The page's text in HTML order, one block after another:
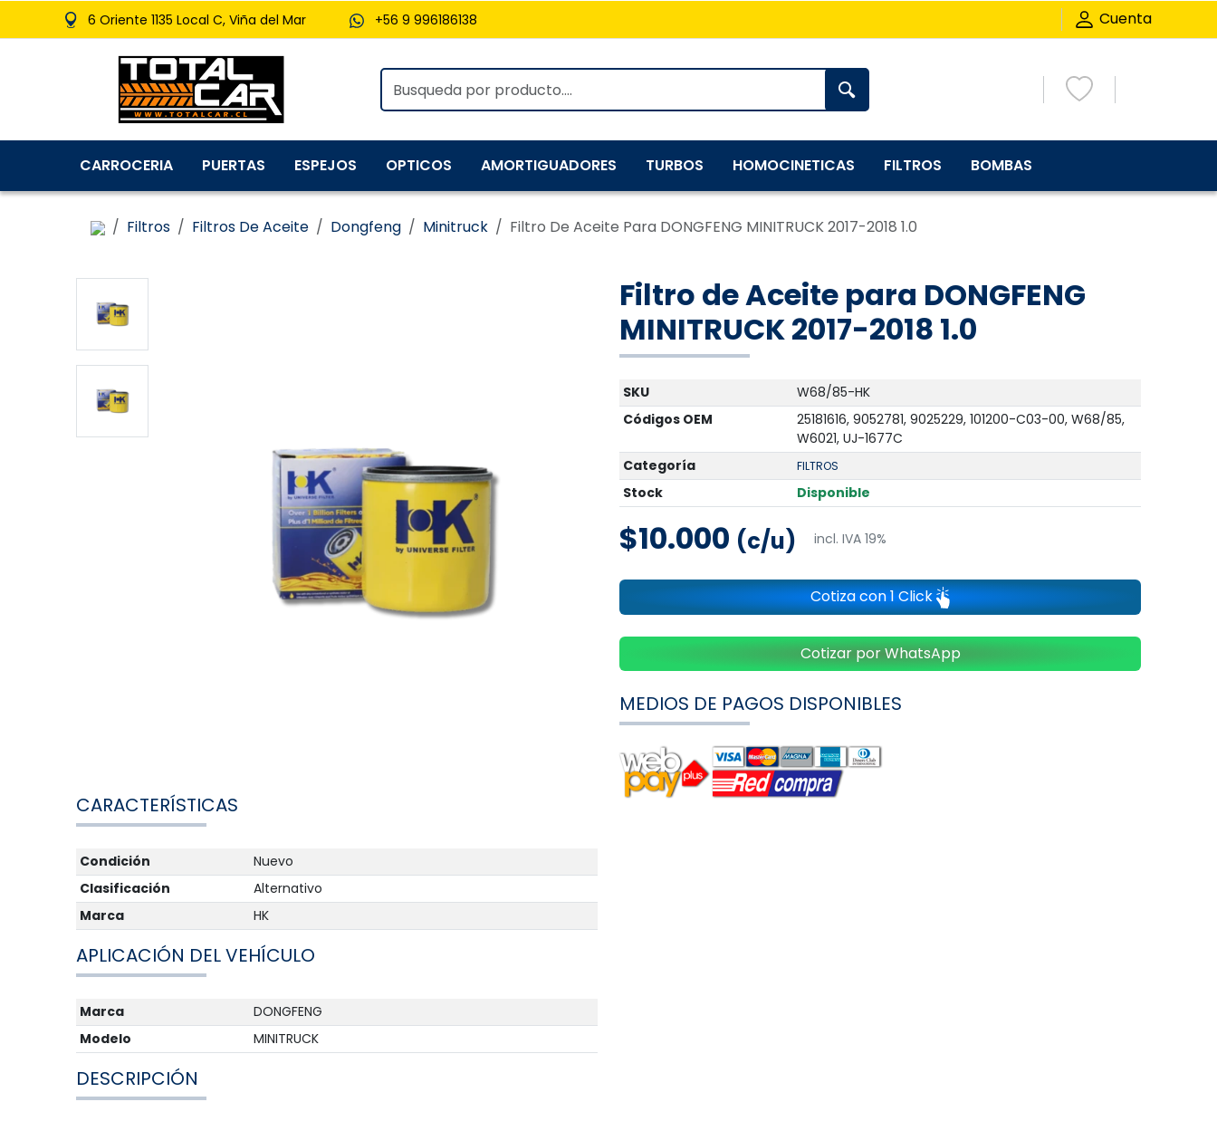
6 Oriente 1135 Local C, Viña del Mar +56 9 996186138 Cuenta
CARROCERIA PUERTAS ESPEJOS OPTICOS AMORTIGUADORES TURBOS HOMOCINETICAS FILTROS BOMBAS
Filtros Filtros De Aceite Dongfeng Minitruck Filtro De Aceite Para DONGFENG MINITRUCK 2017-2018 1.0
CARACTERÍSTICAS
Condición
Nuevo
Clasificación
Alternativo
Marca
HK
APLICACIÓN DEL VEHÍCULO
Marca
DONGFENG
Modelo
MINITRUCK
DESCRIPCIÓN
Filtro de Aceite para DONGFENG
MINITRUCK 2017-2018 1.0
SKU
W68/85-HK
Códigos OEM
25181616, 9052781, 9025229, 101200-C03-00, W68/85,
W6021, UJ-1677C
Categoría
FILTROS
Stock Disponible
$10.000 (c/u) incl. IVA 19%
Cotiza con 1 Click
Cotizar por WhatsApp
MEDIOS DE PAGOS DISPONIBLES